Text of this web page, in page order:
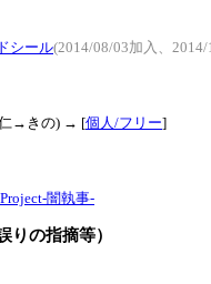
シール(2014/08/03加入、2014/
→きの) → [個人/フリー]
闇執事-
りの指摘等）